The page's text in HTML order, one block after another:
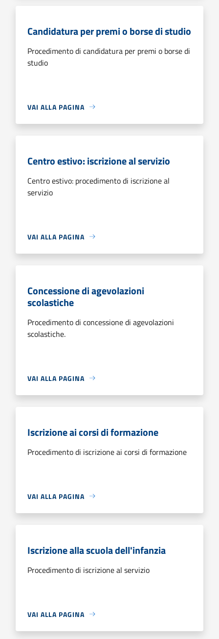
Candidatura per premi o borse di studio
Procedimento di candidatura per premi o borse di
studio
VAI ALLA PAGINA
Centro estivo: iscrizione al servizio
Centro estivo: procedimento di iscrizione al
servizio
VAI ALLA PAGINA
Concessione di agevolazioni
scolastiche
Procedimento di concessione di agevolazioni
scolastiche.
VAI ALLA PAGINA
Iscrizione ai corsi di formazione
Procedimento di iscrizione ai corsi di formazione
VAI ALLA PAGINA
Iscrizione alla scuola dell'infanzia
Procedimento di iscrizione al servizio
VAI ALLA PAGINA